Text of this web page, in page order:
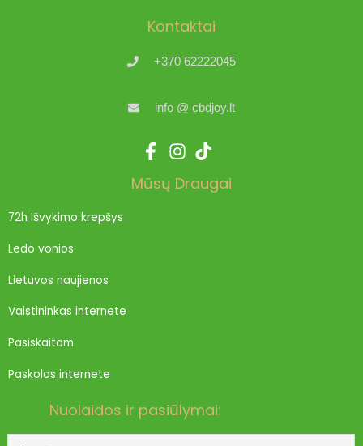
Kontaktai
+370 62222045
info @ cbdjoy.lt
Mūsų Draugai
72h Išvykimo krepšys
Ledo vonios
Lietuvos naujienos
Vaistininkas internete
Pasiskaitom
Paskolos internete
Nuolaidos ir pasiūlymai: